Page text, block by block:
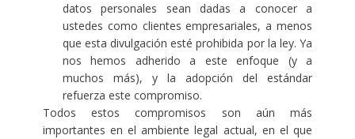
datos personales sean dadas a conocer a
ustedes como clientes empresariales, a menos
que esta divulgación esté prohibida por la ley. Ya
nos hemos adherido a este enfoque (y a
muchos más), y la adopción del estándar
refuerza este compromiso.
Todos estos compromisos son aún más
importantes en el ambiente legal actual, en el que